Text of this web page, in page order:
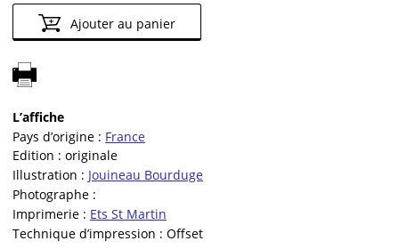
Ajouter au panier
L’affiche
Pays d’origine : France
Edition : originale
Illustration : Jouineau Bourduge
Photographe :
Imprimerie : Ets St Martin
Technique d’impression : Offset